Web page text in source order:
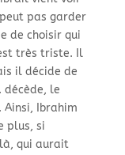
pas garder
de choisir qui
très triste. Il
il décide de
décède, le
Ibrahim
plus, si
qui aurait